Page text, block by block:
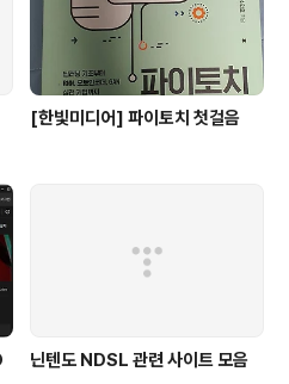
[한빛미디어] 파이토치 첫걸음
닌텐도 NDSL 관련 사이트 모음